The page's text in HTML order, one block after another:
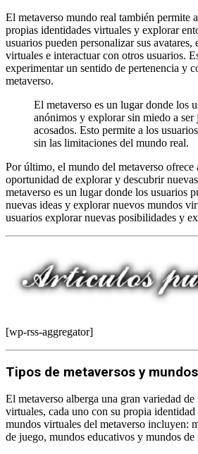
El metaverso mundo real también permite
propias identidades virtuales y explorar
usuarios pueden personalizar sus avatares,
virtuales e interactuar con otros usuarios.
experimentar un sentido de pertenencia y
metaverso.
El metaverso es un lugar donde los
anónimos y explorar sin miedo a ser
acosados. Esto permite a los
sin las limitaciones del mundo real.
Por último, el mundo del metaverso ofrece
oportunidad de explorar y descubrir
metaverso es un lugar donde los usuarios
nuevas ideas y explorar nuevos mundos
usuarios explorar nuevas posibilidades y
[wp-rss-aggregator]
Tipos de metaversos y
El metaverso alberga una gran variedad
virtuales, cada uno con su propia
mundos virtuales del metaverso incluyen:
de juego, mundos educativos y mundos